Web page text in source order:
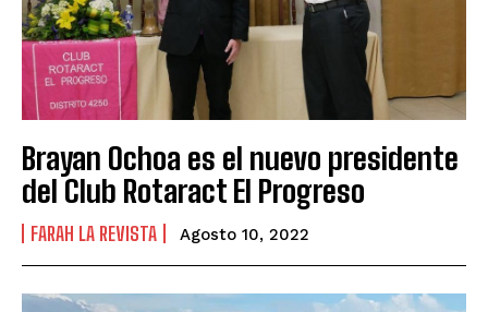
Brayan Ochoa es el nuevo presidente
del Club Rotaract El Progreso
FARAH LA REVISTA Agosto 10, 2022